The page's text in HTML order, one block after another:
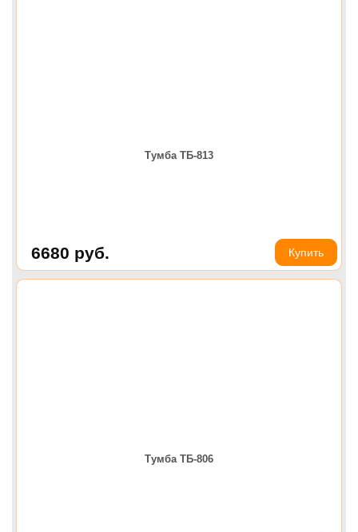
Тумба ТБ-813
6680 руб. Купить
Тумба ТБ-806